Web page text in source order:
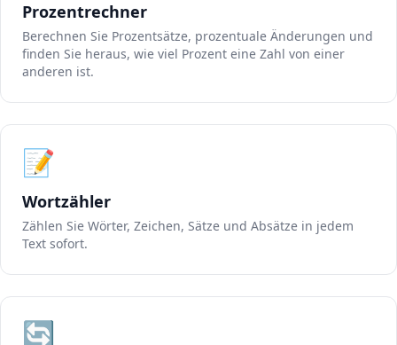
Prozentrechner
Berechnen Sie Prozentsätze, prozentuale Änderungen und
finden Sie heraus, wie viel Prozent eine Zahl von einer
anderen ist.
📝
Wortzähler
Zählen Sie Wörter, Zeichen, Sätze und Absätze in jedem
Text sofort.
🔄